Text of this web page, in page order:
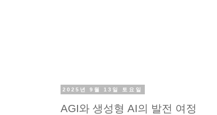
2025년 9월 13일 토요일
AGI와 생성형 AI의 발전 여정